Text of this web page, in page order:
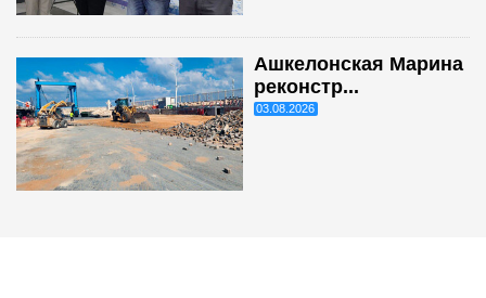
Ашкелонская Марина
реконстр...
03.08.2026